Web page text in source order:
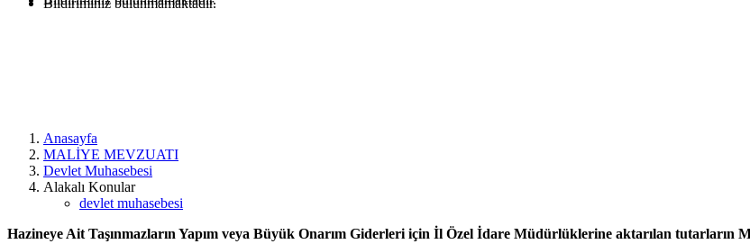
Bildiriminiz bulunmamaktadır.
Anasayfa
MALİYE MEVZUATI
Devlet Muhasebesi
Alakalı Konular
devlet muhasebesi
Hazineye Ait Taşınmazların Yapım veya Büyük Onarım Giderleri için İl Özel İdare Müdürlüklerine aktarılan tutarların